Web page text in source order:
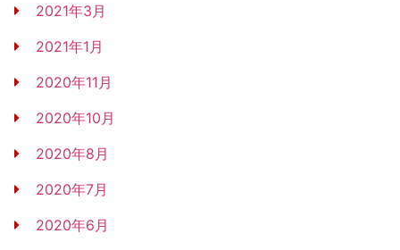
2021年3月
2021年1月
2020年11月
2020年10月
2020年8月
2020年7月
2020年6月